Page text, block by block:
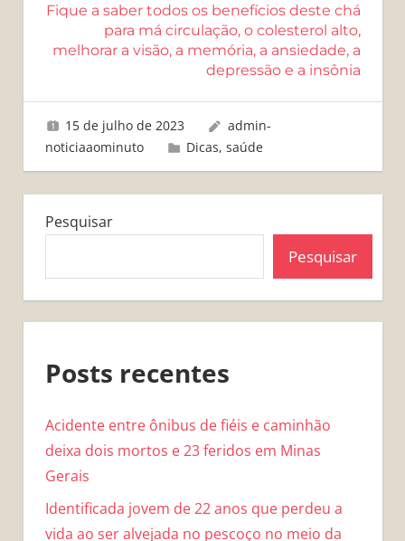
Fique a saber todos os benefícios deste chá
para má circulação, o colesterol alto,
melhorar a visão, a memória, a ansiedade, a
depressão e a insônia
15 de julho de 2023
admin-
noticiaaominuto
Dicas,saúde
Pesquisar
Pesquisar
Posts recentes
Acidente entre ônibus de fiéis e caminhão
deixa dois mortos e 23 feridos em Minas
Gerais
Identificada jovem de 22 anos que perdeu a
vida ao ser alvejada no pescoço no meio da